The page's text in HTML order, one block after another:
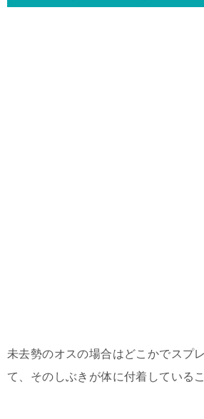
未去勢のオスの場合はどこかでスプ
て、そのしぶきが体に付着している